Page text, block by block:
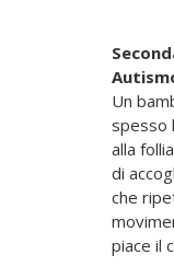
Un
spesso
alla
di
che
piace il